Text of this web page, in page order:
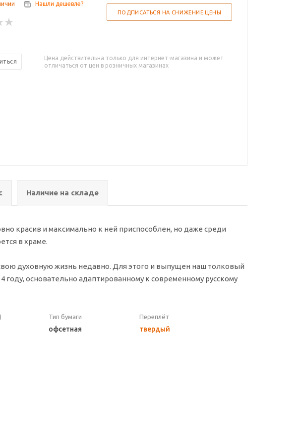
Нашли дешевле?
ПОДПИСАТЬСЯ НА СНИЖЕНИЕ ЦЕНЫ
Цена действительна только для интернет-магазина и может
отличаться от цен в розничных магазинах
Наличие на складе
красив и максимально к ней приспособлен, но даже среди
в храме.
духовную жизнь недавно. Для этого и выпущен наш толковый
основательно адаптированному к современному русскому
Тип бумаги
офсетная
Переплёт
твердый